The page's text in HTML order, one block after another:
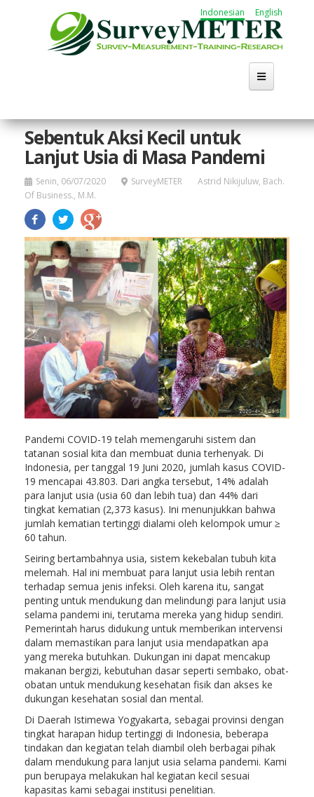
Indonesian English
Beranda
Tentang
Kegiatan
Working Group
Karir
Cari
Sebentuk Aksi Kecil untuk
Lanjut Usia di Masa Pandemi
Senin, 06/07/2020 SurveyMETER
Astrid Nikijuluw, Bach.
Of Business., M.M.
Pandemi COVID-19 telah memengaruhi sistem dan
tatanan sosial kita dan membuat dunia terhenyak. Di
Indonesia, per tanggal 19 Juni 2020, jumlah kasus COVID-
19 mencapai 43.803. Dari angka tersebut, 14% adalah
para lanjut usia (usia 60 dan lebih tua) dan 44% dari
tingkat kematian (2,373 kasus). Ini menunjukkan bahwa
jumlah kematian tertinggi dialami oleh kelompok umur ≥
60 tahun.
Seiring bertambahnya usia, sistem kekebalan tubuh kita
melemah. Hal ini membuat para lanjut usia lebih rentan
terhadap semua jenis infeksi. Oleh karena itu, sangat
penting untuk mendukung dan melindungi para lanjut usia
selama pandemi ini, terutama mereka yang hidup sendiri.
Pemerintah harus didukung untuk memberikan intervensi
dalam memastikan para lanjut usia mendapatkan apa
yang mereka butuhkan. Dukungan ini dapat mencakup
makanan bergizi, kebutuhan dasar seperti sembako, obat-
obatan untuk mendukung kesehatan fisik dan akses ke
dukungan kesehatan sosial dan mental.
Di Daerah Istimewa Yogyakarta, sebagai provinsi dengan
tingkat harapan hidup tertinggi di Indonesia, beberapa
tindakan dan kegiatan telah diambil oleh berbagai pihak
dalam mendukung para lanjut usia selama pandemi. Kami
pun berupaya melakukan hal kegiatan kecil sesuai
kapasitas kami sebagai institusi penelitian.